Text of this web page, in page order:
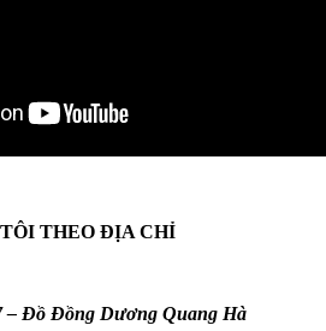
THEO ĐỊA CHỈ
– Đồ Đồng Dương Quang Hà